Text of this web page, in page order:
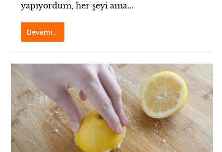
yapıyordum, her şeyi ama...
Devamı…